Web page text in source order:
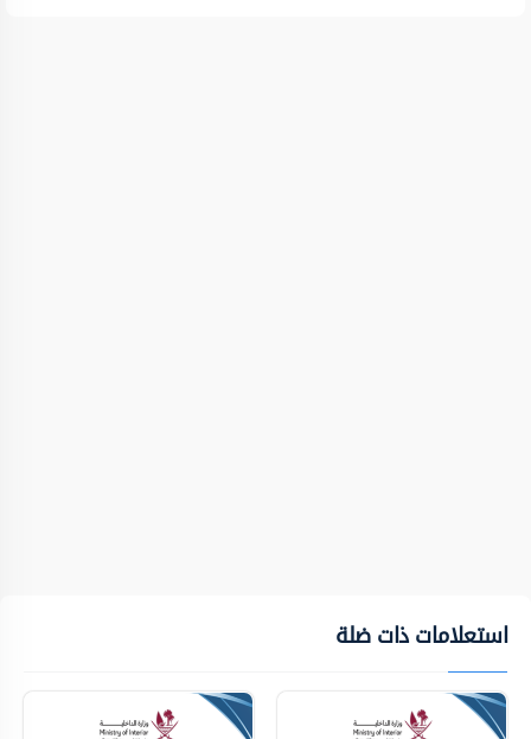
استعلامات ذات ضلة